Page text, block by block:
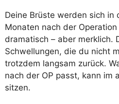
Deine Brüste werden sich in
Monaten nach der
dramatisch – aber merklich.
Schwellungen, die du nicht
trotzdem langsam zurück.
nach der OP passt, kann im
sitzen.